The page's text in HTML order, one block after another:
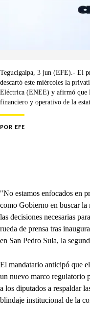
Tegucigalpa, 3 jun (EFE).- El
descartó este miércoles la
Eléctrica (ENEE) y afirmó que
financiero y operativo de la
POR EFE
"No estamos enfocados en
como Gobierno en buscar
las decisiones necesarias
rueda de prensa tras
en San Pedro Sula, la
El mandatario anticipó que
un nuevo marco regulatorio
a los diputados a respaldar
blindaje institucional de la